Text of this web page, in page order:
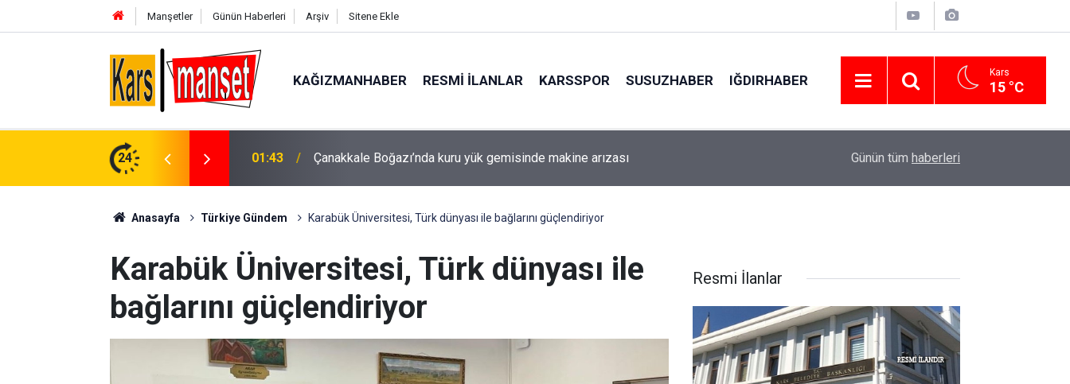
Manşetler Günün Haberleri Arşiv Sitene Ekle
KAĞIZMANHABER RESMI İLANLAR KARSSPOR SUSUZHABER IĞDIRHABER Kars
15 °C
24
makine arızası 00:49 Kartal’da minibüs yangını: Peş peşe patlamalar paniğe neden oldu Otomobilin çarptığı yaya hayatını kaybetti: O
Günün tüm haberleri
Anasayfa Türkiye Gündem Karabük Üniversitesi, Türk dünyası ile bağlarını güçlendiriyor
Karabük Üniversitesi, Türk dünyası ile
bağlarını güçlendiriyor
Resmi İlanlar